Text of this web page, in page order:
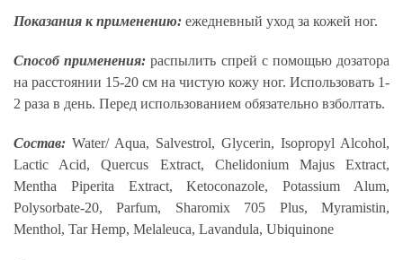
Показания к применению: ежедневный уход за кожей ног.
Способ применения: распылить спрей с помощью дозатора
на расстоянии 15-20 см на чистую кожу ног. Использовать 1-
2 раза в день. Перед использованием обязательно взболтать.
Состав: Water/ Aqua, Salvestrol, Glycerin, Isopropyl Alcohol,
Lactic Acid, Quercus Extract, Chelidonium Majus Extract,
Mentha Piperita Extract, Ketoconazole, Potassium Alum,
Polysorbate-20, Parfum, Sharomix 705 Plus, Myramistin,
Menthol, Tar Hemp, Melaleuca, Lavandula, Ubiquinone